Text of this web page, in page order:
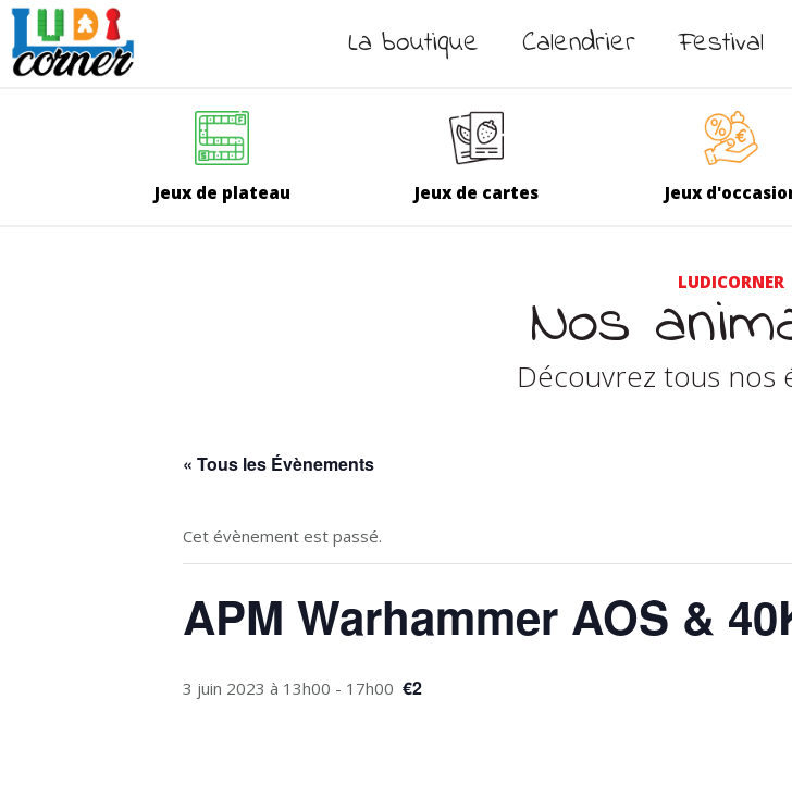
La boutique Calendrier Festival
Jeux de plateau Jeux de cartes Jeux
LUDICORNER
Nos
Découvrez tous nos
« Tous les Évènements
Cet évènement est passé.
APM Warhammer AOS &
3 juin 2023 à 13h00 - 17h00 €2